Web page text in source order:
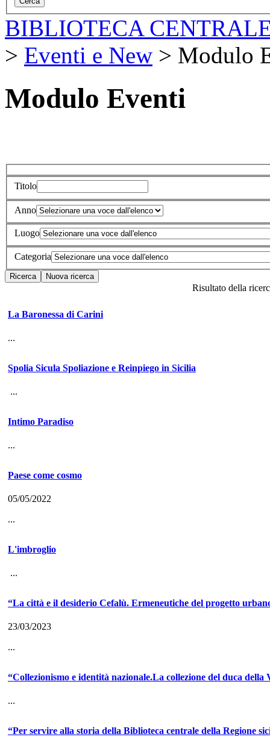
BIBLIOTECA
> Eventi e New > Modulo
Modulo Eventi
Titolo
Anno
Luogo
Categoria
Risultato della
La Baronessa di Carini
...
Spolia Sicula Spoliazione e Reinpiego in Sicilia
...
Intimo Paradiso
...
Paese come cosmo
05/05/2022
...
L'imbroglio
...
“La città e il desiderio Cefalù. Ermeneutiche del progetto
23/03/2023
...
“Collezionismo e identità nazionale.La collezione del duca
...
“Per servire alla storia della Biblioteca centrale della Regione